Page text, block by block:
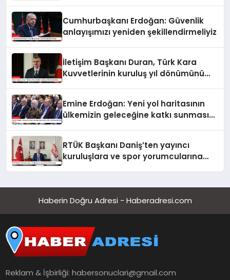
Cumhurbaşkanı Erdoğan: Güvenlik
anlayışımızı yeniden şekillendirmeliyiz
İletişim Başkanı Duran, Türk Kara
Kuvvetlerinin kuruluş yıl dönümünü
Emine Erdoğan: Yeni yol haritasının
ülkemizin geleceğine katkı sunmasını
RTÜK Başkanı Daniş’ten yayıncı
kuruluşlara ve spor yorumcularına
Haberin Doğru Adresi - Haberadresi.com
Reklam & İşbirliği:habersonuclari@gmail.com